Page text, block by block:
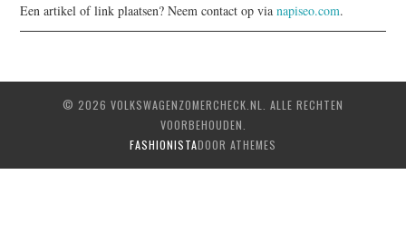
Een artikel of link plaatsen? Neem contact op vianapiseo.com.
© 2026 VOLKSWAGENZOMERCHECK.NL. ALLE RECHTEN
VOORBEHOUDEN.
FASHIONISTADOOR ATHEMES